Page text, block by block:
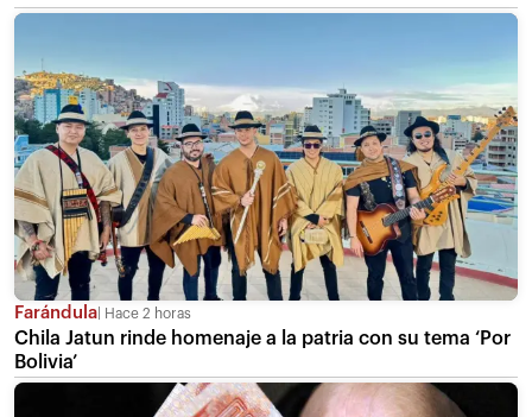
Farándula Hace 2 horas
Chila Jatun rinde homenaje a la patria con su tema ‘Por
Bolivia’